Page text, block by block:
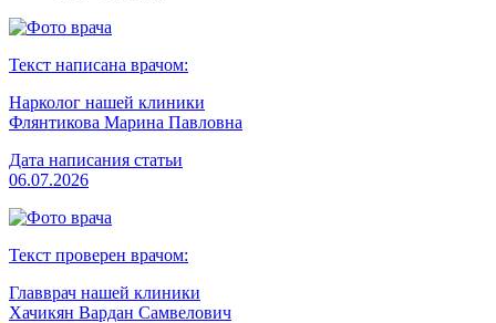
Текст написана врачом:
Нарколог нашей клиники
Флянтикова Марина Павловна
Дата написания статьи
06.07.2026
Текст проверен врачом:
Главврач нашей клиники
Хачикян Вардан Самвелович